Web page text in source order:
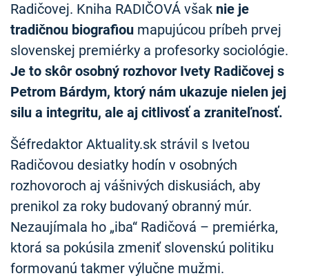
Radičovej. Kniha RADIČOVÁ však nie je
tradičnou biografiou mapujúcou príbeh prvej
slovenskej premiérky a profesorky sociológie.
Je to skôr osobný rozhovor Ivety Radičovej s
Petrom Bárdym, ktorý nám ukazuje nielen jej
silu a integritu, ale aj citlivosť a zraniteľnosť.
Šéfredaktor Aktuality.sk strávil s Ivetou
Radičovou desiatky hodín v osobných
rozhovoroch aj vášnivých diskusiách, aby
prenikol za roky budovaný obranný múr.
Nezaujímala ho „iba“ Radičová – premiérka,
ktorá sa pokúsila zmeniť slovenskú politiku
formovanú takmer výlučne mužmi.